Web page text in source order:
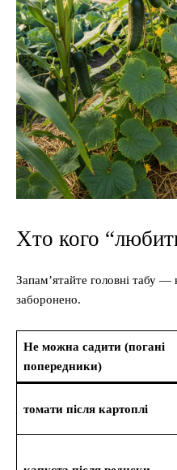
Хто кого
Запам’ятайте головні табу —
заборонено.
Не можна садити (погані
попередники)
томати після картоплі